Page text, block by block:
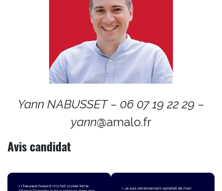
Yann NABUSSET – 06 07 19 22 29 –
yann@amalo.fr
Avis candidat